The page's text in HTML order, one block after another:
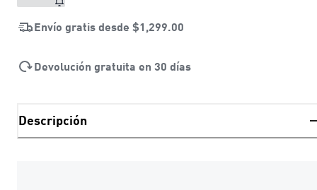
Envío gratis desde $1,299.00
Devolución gratuita en 30 días
Descripción